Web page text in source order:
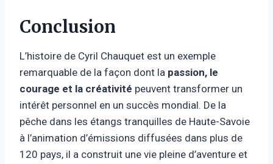
Conclusion
L’histoire de Cyril Chauquet est un exemple
remarquable de la façon dont la passion, le
courage et la créativité peuvent transformer un
intérêt personnel en un succès mondial. De la
pêche dans les étangs tranquilles de Haute-Savoie
à l’animation d’émissions diffusées dans plus de
120 pays, il a construit une vie pleine d’aventure et